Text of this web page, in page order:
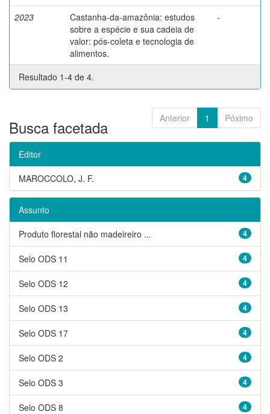
2023
Castanha-da-amazônia: estudos
sobre a espécie e sua cadeia de
valor: pós-coleta e tecnologia de
alimentos.
-
Resultado 1-4 de 4.
Anterior 1 Póximo
Busca facetada
Editor
4
MAROCCOLO, J. F.
Assunto
4
Produto florestal não madeireiro ...
4
Selo ODS 11
4
Selo ODS 12
4
Selo ODS 13
4
Selo ODS 17
4
Selo ODS 2
4
Selo ODS 3
4
Selo ODS 8